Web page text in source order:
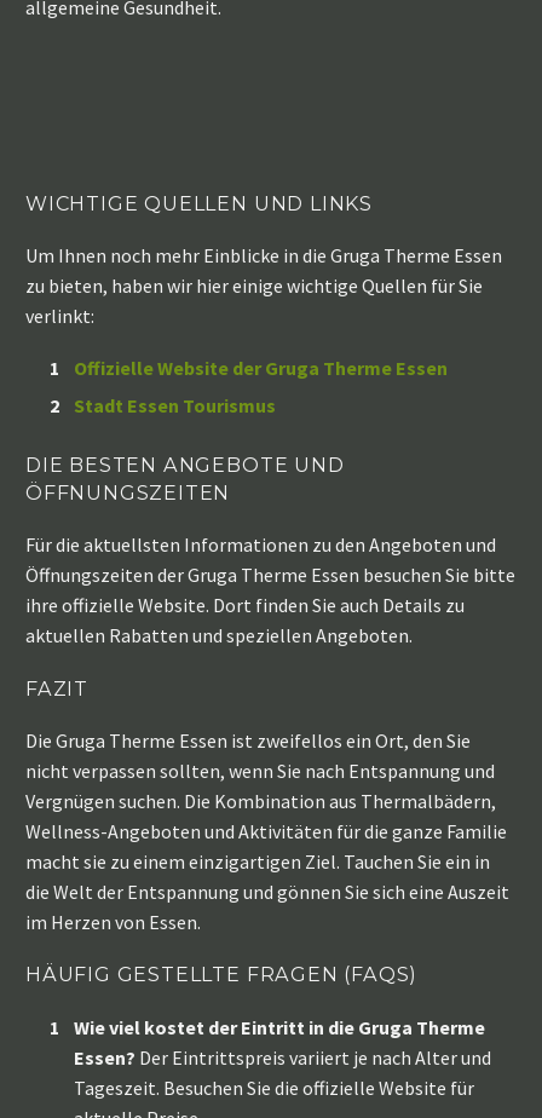
allgemeine Gesundheit.
WICHTIGE QUELLEN UND LINKS
Um Ihnen noch mehr Einblicke in die Gruga Therme Essen
zu bieten, haben wir hier einige wichtige Quellen für Sie
verlinkt:
Offizielle Website der Gruga Therme Essen
Stadt Essen Tourismus
DIE BESTEN ANGEBOTE UND
ÖFFNUNGSZEITEN
Für die aktuellsten Informationen zu den Angeboten und
Öffnungszeiten der Gruga Therme Essen besuchen Sie bitte
ihre offizielle Website. Dort finden Sie auch Details zu
aktuellen Rabatten und speziellen Angeboten.
FAZIT
Die Gruga Therme Essen ist zweifellos ein Ort, den Sie
nicht verpassen sollten, wenn Sie nach Entspannung und
Vergnügen suchen. Die Kombination aus Thermalbädern,
Wellness-Angeboten und Aktivitäten für die ganze Familie
macht sie zu einem einzigartigen Ziel. Tauchen Sie ein in
die Welt der Entspannung und gönnen Sie sich eine Auszeit
im Herzen von Essen.
HÄUFIG GESTELLTE FRAGEN (FAQS)
Wie viel kostet der Eintritt in die Gruga Therme
Essen? Der Eintrittspreis variiert je nach Alter und
Tageszeit. Besuchen Sie die offizielle Website für